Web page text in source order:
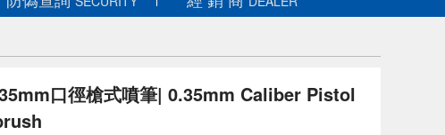
口徑槍式噴筆| 0.35mm Caliber Pistol